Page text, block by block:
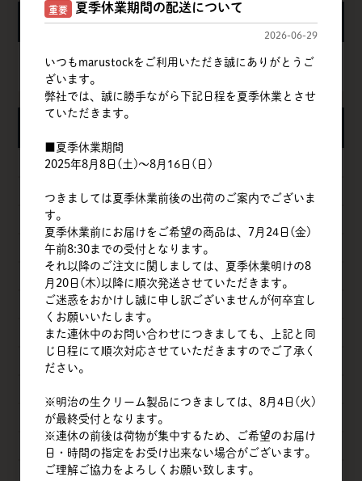
カート
カートは空です
甘味料
乳製品
油脂類
ナッツ
チョコレート
フルーツ
豆・豆乳製品
製菓・製パン素材
冷凍生地・半製品
重要 夏季休業期間の配送について
2026-06-29
いつもmarustockをご利用いただき誠にありがとうご
ざいます。
弊社では、誠に勝手ながら下記日程を夏季休業とさせ
ていただきます。
■夏季休業期間
2025年8月8日(土)～8月16日(日)
つきましては夏季休業前後の出荷のご案内でございま
す。
夏季休業前にお届けをご希望の商品は、7月24日(金)
午前8:30までの受付となります。
それ以降のご注文に関しましては、夏季休業明けの8
月20日(木)以降に順次発送させていただきます。
ご迷惑をおかけし誠に申し訳ございませんが何卒宜し
くお願いいたします。
また連休中のお問い合わせにつきましても、上記と同
じ日程にて順次対応させていただきますのでご了承く
ださい。
※明治の生クリーム製品につきましては、8月4日(火)
が最終受付となります。
※連休の前後は荷物が集中するため、ご希望のお届け
日・時間の指定をお受け出来ない場合がございます。
ご理解ご協力をよろしくお願い致します。